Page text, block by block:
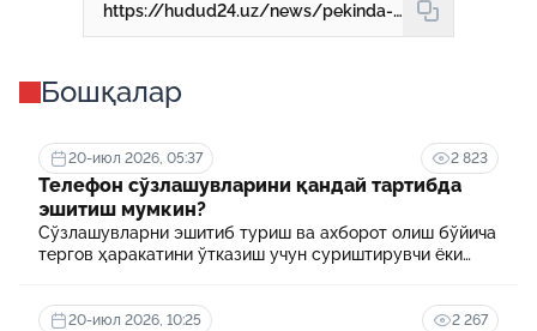
https://hudud24.uz/news/pekinda-shavkat-mirziioev-va-si-tszinpinning-rasmii-delegatsiialar-azolari-ishtirokidagi-muzokaralari-bulib-utdi
Бошқалар
20-июл 2026, 05:37 2 823
Телефон сўзлашувларини қандай тартибда
эшитиш мумкин?
Сўзлашувларни эшитиб туриш ва ахборот олиш бўйича
тергов ҳаракатини ўтказиш учун суриштирувчи ёки
20-июл 2026, 10:25 2 267